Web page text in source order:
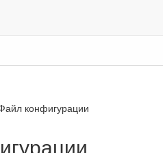
конфигурации